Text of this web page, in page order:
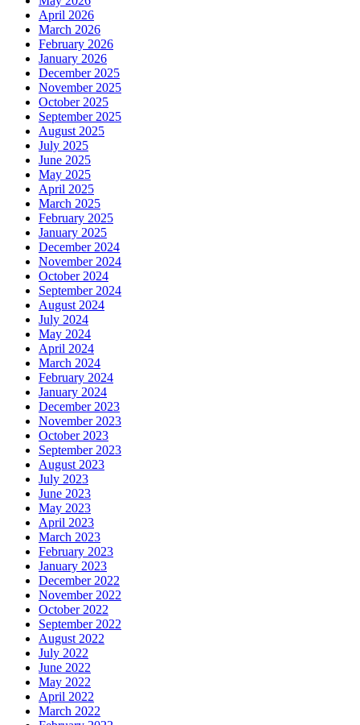
April 2026
March 2026
February 2026
January 2026
December 2025
November 2025
October 2025
September 2025
August 2025
July 2025
June 2025
May 2025
April 2025
March 2025
February 2025
January 2025
December 2024
November 2024
October 2024
September 2024
August 2024
July 2024
May 2024
April 2024
March 2024
February 2024
January 2024
December 2023
November 2023
October 2023
September 2023
August 2023
July 2023
June 2023
May 2023
April 2023
March 2023
February 2023
January 2023
December 2022
November 2022
October 2022
September 2022
August 2022
July 2022
June 2022
May 2022
April 2022
March 2022